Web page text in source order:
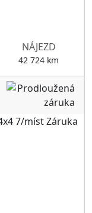
NÁJEZD
42 724 km